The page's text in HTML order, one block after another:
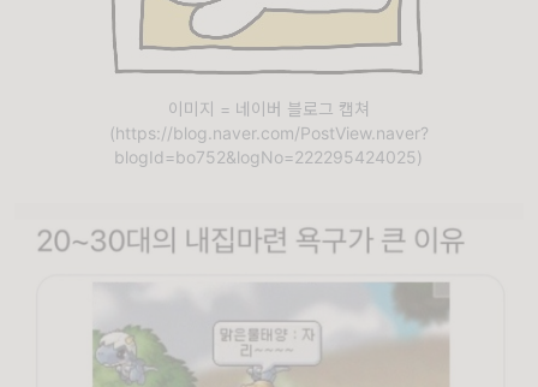
이미지 = 네이버 블로그 캡쳐
(https://blog.naver.com/PostView.naver?
blogId=bo752&logNo=222295424025)